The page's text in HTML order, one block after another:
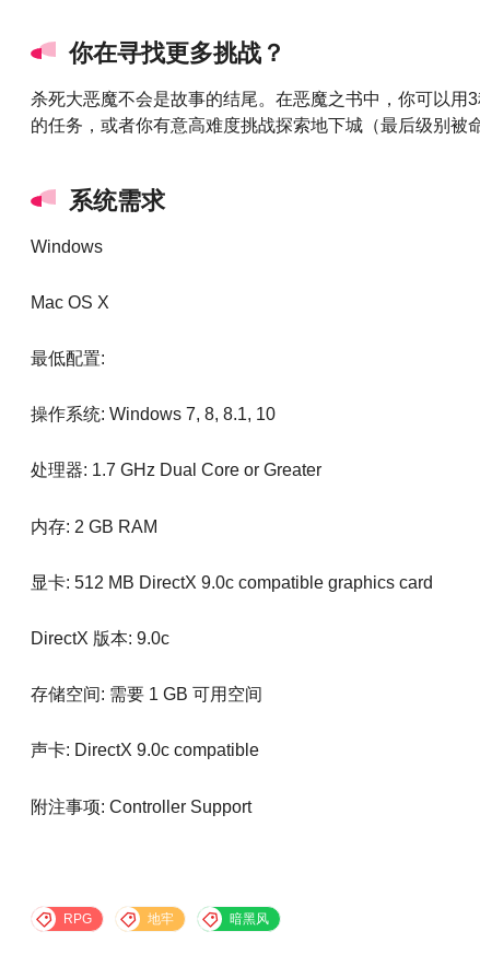
你在寻找更多挑战？
杀死大恶魔不会是故事的结尾。在恶魔之书中，你可以
的任务，或者你有意高难度挑战探索地下城（最后级别被
系统需求
Windows
Mac OS X
最低配置:
操作系统: Windows 7, 8, 8.1, 10
处理器: 1.7 GHz Dual Core or Greater
内存: 2 GB RAM
显卡: 512 MB DirectX 9.0c compatible graphics card
DirectX 版本: 9.0c
存储空间: 需要 1 GB 可用空间
声卡: DirectX 9.0c compatible
附注事项: Controller Support
RPG 地牢 暗黑风